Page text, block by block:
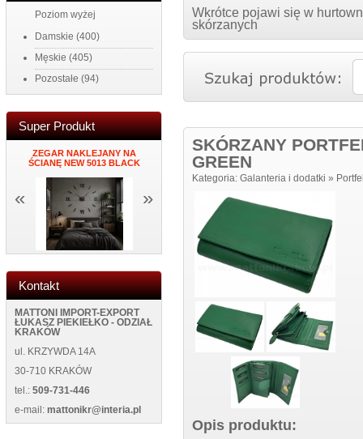
Poziom wyżej
Damskie (400)
Męskie (405)
Pozostałe (94)
Super Produkt
ZEGAR NAKLEJANY NA
ŚCIANĘ NEW 5013 BLACK
PORTFEL DAMSKI ITALY K34
BLUE
MĘSKI
« »
Kontakt
MATTONI IMPORT-EXPORT
ŁUKASZ PIEKIEŁKO - ODZIAŁ
KRAKÓW
ul. KRZYWDA 14A
30-710 KRAKÓW
tel.: 509-731-446
e-mail: mattonikr@interia.pl
Wkrótce pojawi się w
skórzanych
SKÓRZANY
GREEN
Kategoria: Galanteria i dodatki »
Opis produktu: